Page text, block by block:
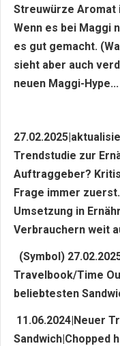
Streuwürze Aromat
Wenn es bei Maggi
es gut gemacht.
sieht aber auch
neuen Maggi-Hype...
Trendstudie zur
Auftraggeber?
Frage immer
Umsetzung in
Verbrauchern weit
(Symbol)
Travelbook/Time
beliebtesten
11.06.2024|Neuer
Sandwich|Chopped